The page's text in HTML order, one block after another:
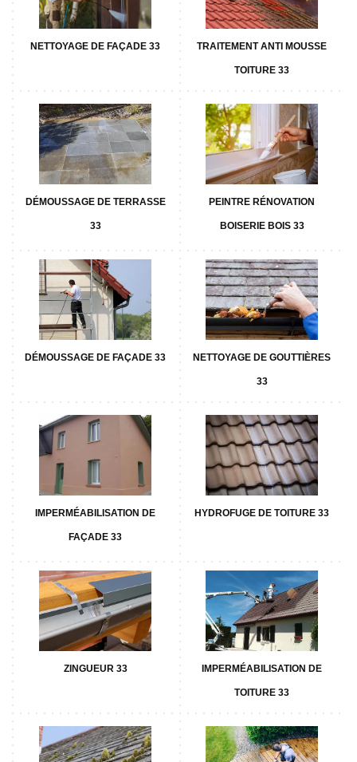
NETTOYAGE DE FAÇADE 33 TRAITEMENT ANTI MOUSSE
TOITURE 33
DÉMOUSSAGE DE TERRASSE
33
PEINTRE RÉNOVATION
BOISERIE BOIS 33
DÉMOUSSAGE DE FAÇADE 33 NETTOYAGE DE GOUTTIÈRES
33
IMPERMÉABILISATION DE
FAÇADE 33
HYDROFUGE DE TOITURE 33
ZINGUEUR 33 IMPERMÉABILISATION DE
TOITURE 33